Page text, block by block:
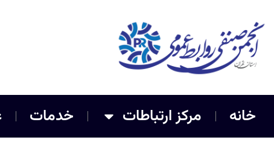
خانه مرکز ارتباطات خدمات